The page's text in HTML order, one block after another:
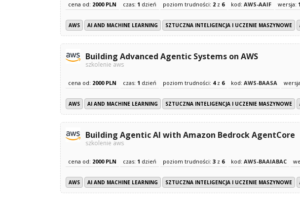
cena od: 2000 PLN czas: 1 dzień poziom trudności: 2 z 6 kod: AWS-AAIF wersja:
AWS AI AND MACHINE LEARNING SZTUCZNA INTELIGENCJA I UCZENIE MASZYNOWE
Building Advanced Agentic Systems on AWS
szkolenie aws
cena od: 2000 PLN czas: 1 dzień poziom trudności: 4z 6 kod: AWS-BAASA
AWS AI AND MACHINE LEARNING SZTUCZNA INTELIGENCJA I UCZENIE MASZYNOWE
Building Agentic AI with Amazon Bedrock AgentCore
szkolenie aws
cena od: 2000 PLN czas: 1 dzień poziom trudności: 3 z 6 kod: AWS-BAAIABAC
AWS AI AND MACHINE LEARNING SZTUCZNA INTELIGENCJA I UCZENIE MASZYNOWE